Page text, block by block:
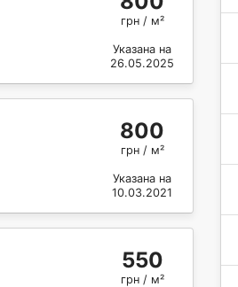
грн / м²
Указана на
26.05.2025
800
грн / м²
Указана на
10.03.2021
550
грн / м²